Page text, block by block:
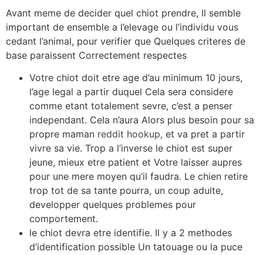
Avant meme de decider quel chiot prendre, Il semble
important de ensemble a l’elevage ou l’individu vous
cedant l’animal, pour verifier que Quelques criteres de
base paraissent Correctement respectes
Votre chiot doit etre age d’au minimum 10 jours,
l’age legal a partir duquel Cela sera considere
comme etant totalement sevre, c’est a penser
independant. Cela n’aura Alors plus besoin pour sa
propre maman reddit hookup, et va pret a partir
vivre sa vie. Trop a l’inverse le chiot est super
jeune, mieux etre patient et Votre laisser aupres
pour une mere moyen qu’il faudra. Le chien retire
trop tot de sa tante pourra, un coup adulte,
developper quelques problemes pour
comportement.
le chiot devra etre identifie. Il y a 2 methodes
d’identification possible Un tatouage ou la puce